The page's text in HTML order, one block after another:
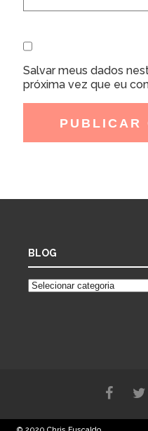
Salvar meus dados
próxima vez que eu
BLOG